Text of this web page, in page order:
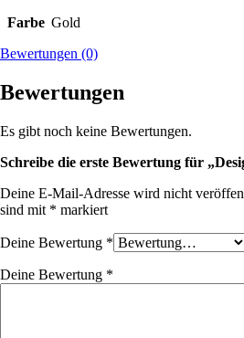
Farbe Gold
Bewertungen (0)
Bewertungen
Es gibt noch keine Bewertungen.
Schreibe die erste Bewertung für
Deine E-Mail-Adresse wird nicht
sind mit * markiert
Deine Bewertung *
Deine Bewertung *